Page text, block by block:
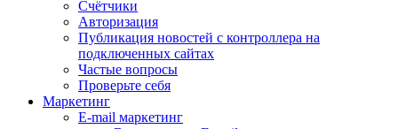
Счётчики
Авторизация
Публикация новостей с контроллера на
подключенных сайтах
Частые вопросы
Проверьте себя
Маркетинг
E-mail маркетинг